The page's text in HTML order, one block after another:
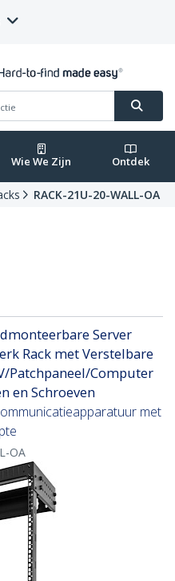
Wie We Zijn Ontdek
RACK-21U-20-WALL-OA
Server
Rack met Verstelbare
Patchpaneel/Computer
en Schroeven
met
OA